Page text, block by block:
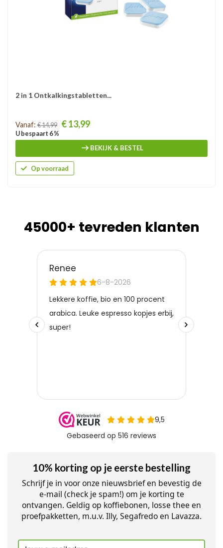
2 in 1 Ontkalkingstabletten...
Prijs
Vanaf: € 14,99 € 13,99
U bespaart 6 %
BEKIJK & BESTEL
Op voorraad
45000+ tevreden klanten
10% korting op je eerste bestelling
Schrijf je in voor onze nieuwsbrief en bevestig de
e-mail (check je spam!) om je korting te
ontvangen. Geldig op koffiebonen, losse thee en
proefpakketten, m.u.v. Illy, Segafredo en Lavazza.